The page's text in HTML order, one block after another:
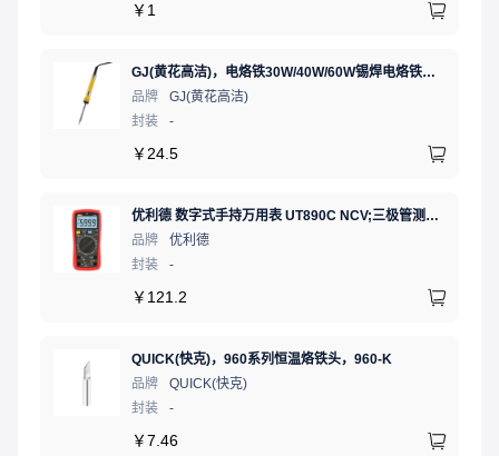
￥ 1
GJ(黄花高洁)，电烙铁30W/40W/60W锡焊电烙铁焊接工具电焊笔手机电子维修（内热35W），NO.435(35W)
品牌
GJ(黄花高洁)
封装
-
￥24.5
优利德 数字式手持万用表 UT890C NCV;三极管测试;二极管测试;火线辨别;真有效值;通断测试
品牌
优利德
封装
-
￥ 121.2
QUICK(快克)，960系列恒温烙铁头，960-K
品牌
QUICK(快克)
封装
-
￥7.46